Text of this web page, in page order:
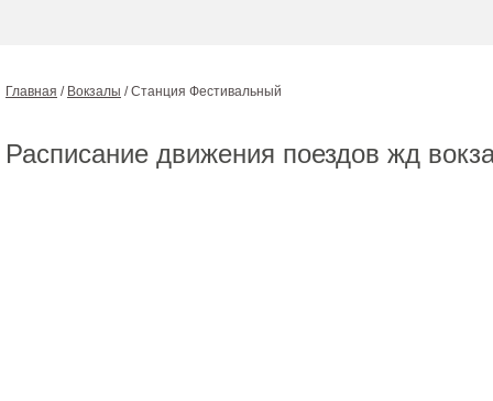
Главная / Вокзалы /Станция Фестивальный
Расписание движения поездов жд